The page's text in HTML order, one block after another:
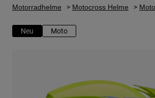
Kinder Motocrosshelme
Entdecken Moto
Jets
Lifestyle
Motorradhelme Motocross Helme
Neu Moto